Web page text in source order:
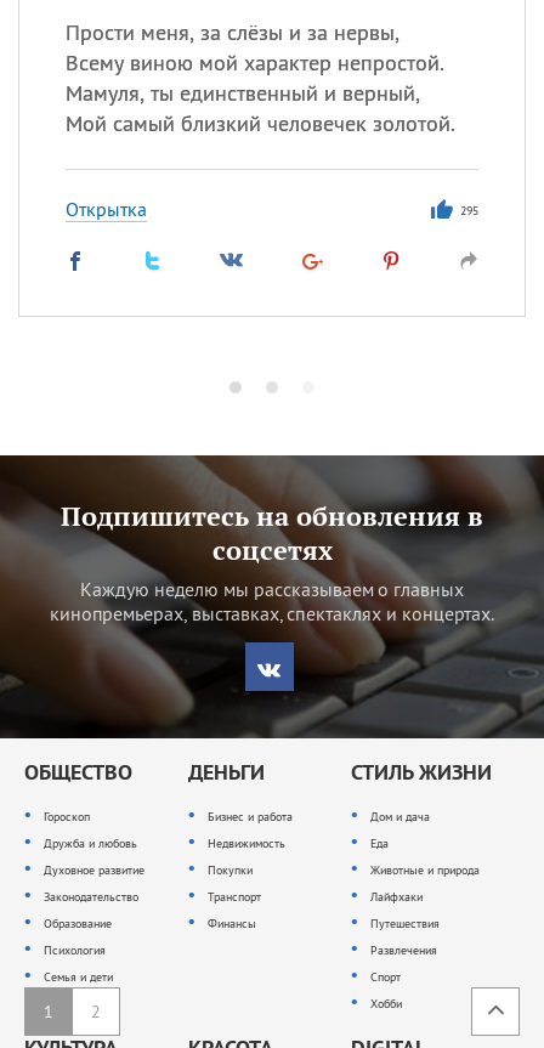
Прости меня, за слёзы и за нервы,
Всему виною мой характер непростой.
Мамуля, ты единственный и верный,
Мой самый близкий человечек золотой.
Открытка 295
1 2
Подпишитесь на обновления в
соцсетях
Каждую неделю мы рассказываем о главных
кинопремьерах, выставках, спектаклях и концертах.
ОБЩЕСТВО
Гороскоп
Дружба и любовь
Духовное развитие
Законодательство
Образование
Психология
Семья и дети
ДЕНЬГИ
Бизнес и работа
Недвижимость
Покупки
Транспорт
Финансы
СТИЛЬ ЖИЗНИ
Дом и дача
Еда
Животные и природа
Лайфхаки
Путешествия
Развлечения
Спорт
Хобби